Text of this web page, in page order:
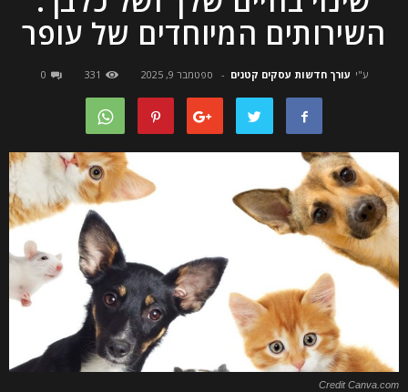
השירותים המיוחדים של עופר
ע"י עורך חדשות עסקים קטנים - ספטמבר 9, 2025 331
0
Credit Canva.com